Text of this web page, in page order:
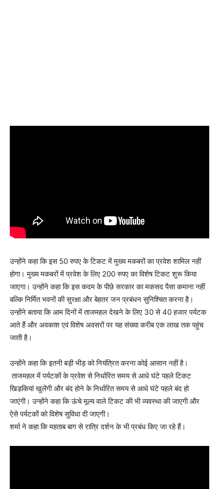
उन्होंने कहा कि इस 50 रुपए के टिकट में मुख्य मकबरों का प्रवेश शामिल नहीं
होगा। मुख्य मकबरों में प्रवेश के लिए 200 रुपए का विशेष टिकट शुरू किया
जाएगा। उन्होंने कहा कि इस कदम के पीछे सरकार का मकसद पैसा कमाना नहीं
बल्कि निर्मित भवनों की सुरक्षा और बेहतर जन प्रबंधन सुनिश्चित करना है।
उन्होंने बताया कि आम दिनों में ताजमहल देखने के लिए 30 से 40 हजार पर्यटक
आते हैं और अवकाश एवं विशेष अवसरों पर यह संख्या करीब एक लाख तक पहुंच
जाती है।
उन्होंने कहा कि इतनी बड़ी भीड़ को नियंत्रित करना कोई आसान नहीं है।
ताजमहल में पर्यटकों के प्रवेश से निर्धारित समय से आधे घंटे पहले टिकट
खिड़कियां खुलेंगी और बंद होने के निर्धारित समय से आधे घंटे पहले बंद हो
जाएंगी। उन्होंने कहा कि ऊंचे मूल्य वाले टिकट की भी व्यवस्था की जाएगी और
ऐसे पर्यटकों को विशेष सुविधा दी जाएगी।
शर्मा ने कहा कि महताब बाग से रात्रि दर्शन के भी प्रबंध किए जा रहे हैं।